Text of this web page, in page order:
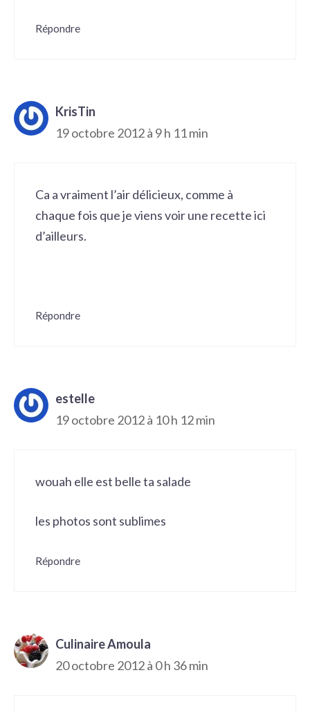
Répondre
KrisTin
19 octobre 2012 à 9 h 11 min
Ca a vraiment l’air délicieux, comme à
chaque fois que je viens voir une recette ici
d’ailleurs.
Répondre
estelle
19 octobre 2012 à 10 h 12 min
wouah elle est belle ta salade
les photos sont sublimes
Répondre
Culinaire Amoula
20 octobre 2012 à 0 h 36 min